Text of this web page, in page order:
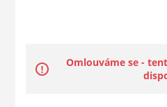
Omlouváme se -